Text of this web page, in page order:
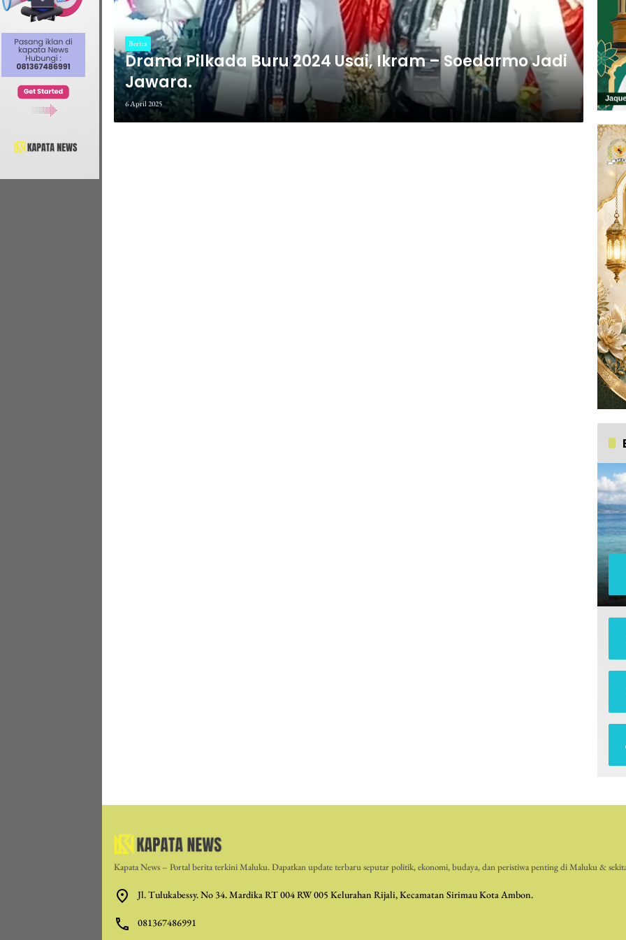
Berita
Drama Pilkada Buru 2024 Usai, Ikram – Soedarmo Jadi
Jawara.
6 April 2025
Kapata News – Portal berita terkini Maluku. Dapatkan update terbaru seputar politik, ekonomi, budaya, dan peristiwa penting di Maluku &
Jl. Tulukabessy. No 34. Mardika RT 004 RW 005 Kelurahan Rijali, Kecamatan Sirimau Kota Ambon.
081367486991